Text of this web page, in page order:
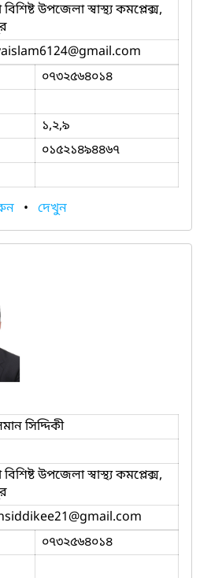
উপজেলা স্বাস্থ্য কমপ্লেক্স,
@gmail.com
০৭৩২৫৬৪০১৪
১,২,৯
০১৫২১৪৯৪৪৬৭
• দেখুন
সিদ্দিকী
উপজেলা স্বাস্থ্য কমপ্লেক্স,
@gmail.com
০৭৩২৫৬৪০১৪